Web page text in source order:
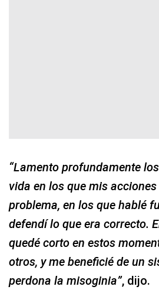
“Lamento profundamente
vida en los que mis
problema, en los que hablé
defendí lo que era correcto.
quedé corto en estos
otros, y me beneficié de un
perdona la misoginia”, dijo.